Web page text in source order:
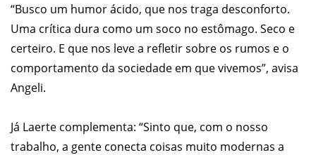
“Busco um humor ácido, que nos traga desconforto.
Uma crítica dura como um soco no estômago. Seco e
certeiro. E que nos leve a refletir sobre os rumos e o
comportamento da sociedade em que vivemos”, avisa
Angeli.
Já Laerte complementa: “Sinto que, com o nosso
trabalho, a gente conecta coisas muito modernas a